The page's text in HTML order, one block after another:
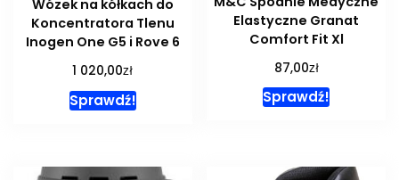
Wózek na kółkach do
Koncentratora Tlenu
Inogen One G5 i Rove 6
1 020,00zł
Sprawdź!
Elastyczne Granat
Comfort Fit Xl
87,00zł
Sprawdź!